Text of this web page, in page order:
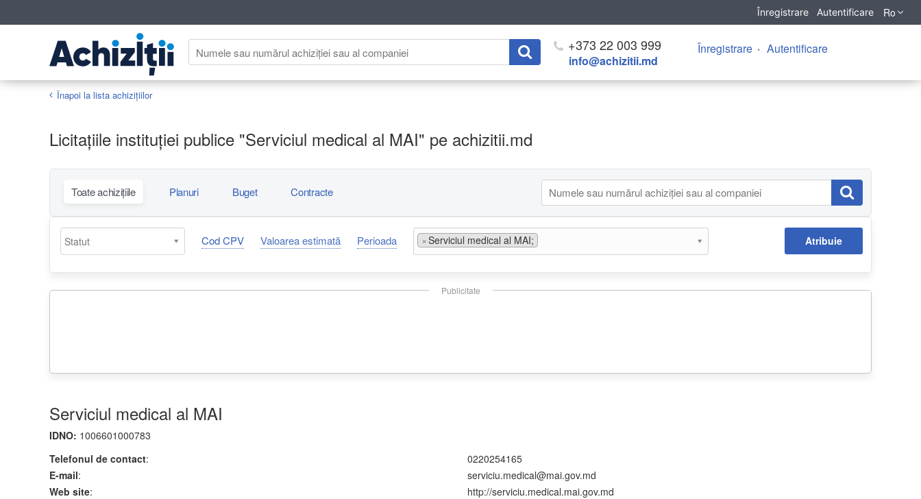
Înregistrare Autentificare Ro
+373 22 003 999
info@achizitii.md
Înregistrare Autentificare
Înapoi la lista achiziţiilor
Licitațiile instituției publice "Serviciul medical al MAI" pe achizitii.md
Toate achizițiile Planuri Buget Contracte
Cod CPV Valoarea estimată Perioada ×Serviciul medical al MAI; Atribuie
Publicitate
Serviciul medical al MAI
IDNO: 1006601000783
Telefonul de contact:
0220254165
E-mail:
serviciu.medical@mai.gov.md
Web site:
http://serviciu.medical.mai.gov.md